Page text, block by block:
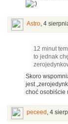
Astro, 4
12 minut
to jednak
Skoro
jest
choć osobiście
peceed , 4